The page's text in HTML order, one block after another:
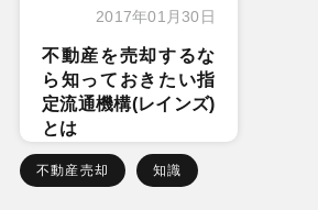
2017年01月30日
不動産を売却するな
ら知っておきたい指
定流通機構(レインズ)
とは
不動産売却 知識